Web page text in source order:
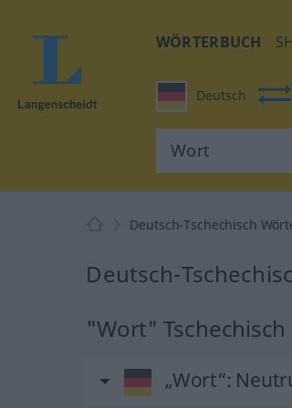
WÖRTERBUCH
Deutsch
Deutsch-Tschechisch
Deutsch-
"Wort" Tschechisch
„Wort“: